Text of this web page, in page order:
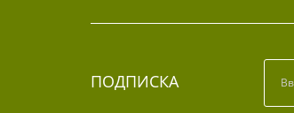
ПОДПИСКА